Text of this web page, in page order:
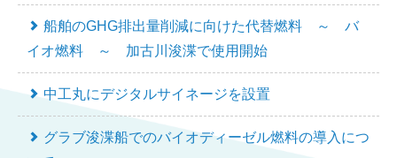
船舶のGHG排出量削減に向けた代替燃料 ～ バ
イオ燃料 ～ 加古川浚渫で使用開始
中工丸にデジタルサイネージを設置
グラブ浚渫船でのバイオディーゼル燃料の導入につ